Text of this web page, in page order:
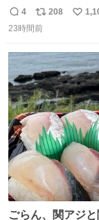
さに走るカプセ
るのにはちょう
返
信
4
リ
ポ
ト
数
208
い
数
23時間前